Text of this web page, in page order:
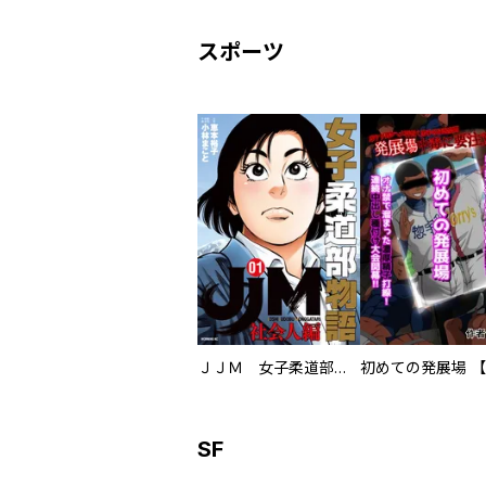
スポーツ
ＪＪＭ 女子柔道部物語 社会人編
SF